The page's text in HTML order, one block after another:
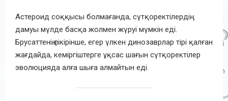
Астероид соққысы болмағанда, сүтқоректілердің
дамуы мүлде басқа жолмен жүруі мүмкін еді.
Брусаттенің пікірінше, егер үлкен динозаврлар тірі қалған
жағдайда, кеміргіштерге ұқсас шағын сүтқоректілер
эволюцияда алға шыға алмайтын еді.